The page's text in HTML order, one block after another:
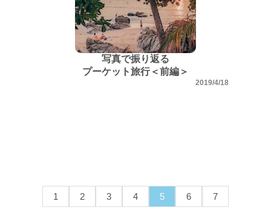
写真で振り返る
プーケット旅行＜前編＞
2019/4/18
1 2 3 4 5 6 7